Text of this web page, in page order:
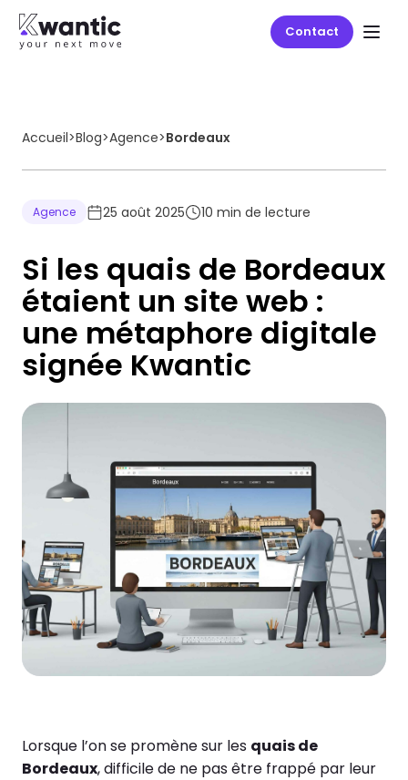
Contact
Accueil>Blog>Agence>Bordeaux
Agence 25 août 2025 10 min de lecture
Si les quais de Bordeaux
étaient un site web :
une métaphore digitale
signée Kwantic
Lorsque l’on se promène sur les quais de
Bordeaux, difficile de ne pas être frappé par leur